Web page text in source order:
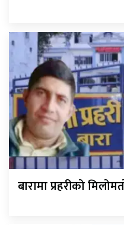
बारामा प्रहरीको